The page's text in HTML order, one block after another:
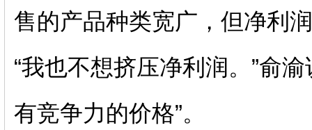
售的产品种类宽广，但净利
“我也不想挤压净利润。”俞
有竞争力的价格”。